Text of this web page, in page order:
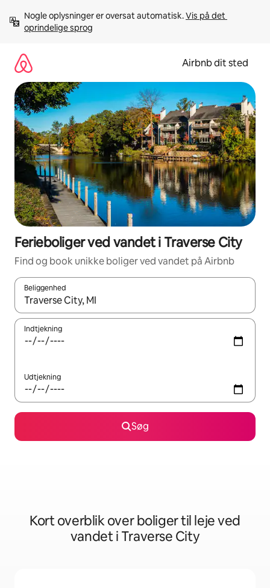
videre
Nogle oplysninger er oversat automatisk. Vis på det
oprindelige sprog
Airbnb dit sted
Ferieboliger ved vandet i Traverse City
Find og book unikke boliger ved vandet på Airbnb
Beliggenhed
Når resultaterne er tilgængelige, skal du navigere med
Indtjekning
Udtjekning
Søg
Kort overblik over boliger til leje ved
vandet i Traverse City